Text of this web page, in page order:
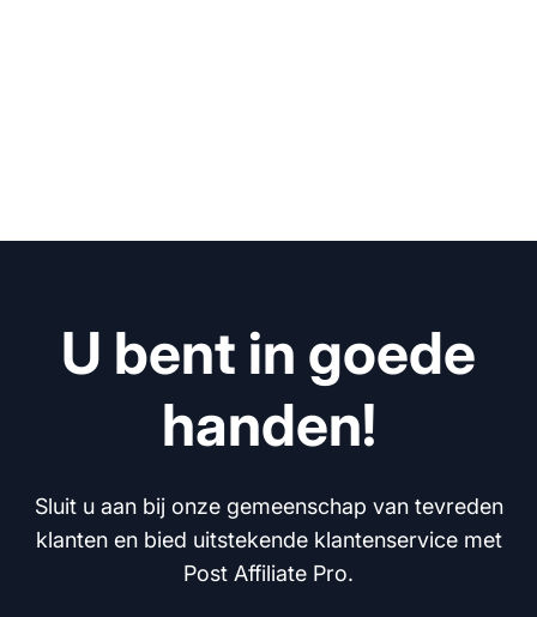
U bent in goede
handen!
Sluit u aan bij onze gemeenschap van tevreden
klanten en bied uitstekende klantenservice met
Post Affiliate Pro.